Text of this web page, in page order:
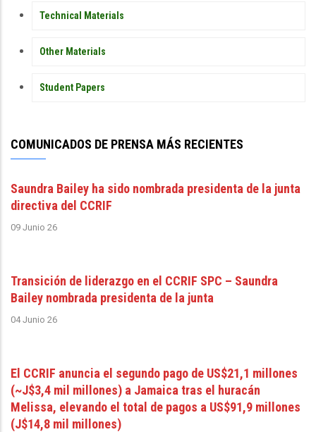
Technical Materials
Other Materials
Student Papers
COMUNICADOS DE PRENSA MÁS RECIENTES
Saundra Bailey ha sido nombrada presidenta de la junta
directiva del CCRIF
09 Junio 26
Transición de liderazgo en el CCRIF SPC – Saundra
Bailey nombrada presidenta de la junta
04 Junio 26
El CCRIF anuncia el segundo pago de US$21,1 millones
(~J$3,4 mil millones) a Jamaica tras el huracán
Melissa, elevando el total de pagos a US$91,9 millones
(J$14,8 mil millones)